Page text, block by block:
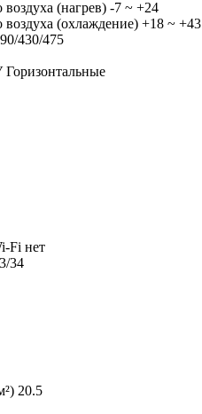
(нагрев) -7 ~ +24
(охлаждение) +18 ~ +43
430/475
Горизонтальные
Fi нет
34
20.5